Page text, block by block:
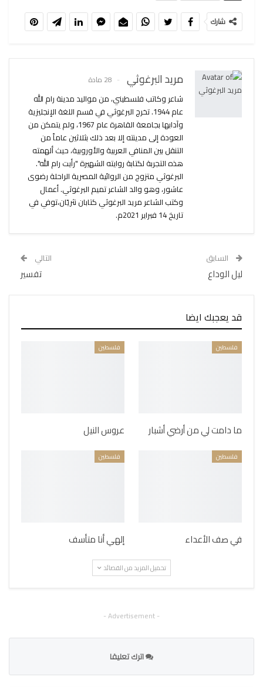
شارك
مريد البرغوثي 28 مادة
شاعر وكاتب فلسطيني، من مواليد مدينة رام الله
عام 1944. تخرج البرغوثي في قسم اللغة الإنجليزية
وآدابها بجامعة القاهرة عام 1967، ولم يتمكن من
العودة إلى مدينته إلا بعد ذلك بثلاثين عاماً من
التنقل بين المنافي العربية والأوروبية، حيث ألهمته
هذه التجربة لكتابة روايته الشهيرة "رأيت رام الله".
البرغوثي متزوج من الروائية المصرية الراحلة رضوى
عاشور، وهو والد الشاعر تميم البرغوثي. أعمال
وكتب الشاعر مريد البرغوثي كتابان نثريّان،توفي في
تاريخ 14 فبراير 2021م.
السابق
ليل الوداع
التالي
تفسير
قد يعجبك ايضا
فلسطين
ما دامت لي من أرضي أشبار
فلسطين
عروس النيل
فلسطين
في صف الأعداء
فلسطين
إلهي أنا متأسف
تحميل المزيد من القصائد
- Advertisement -
اترك تعليقا